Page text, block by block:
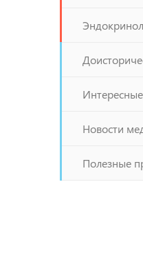
Новости
Полезные